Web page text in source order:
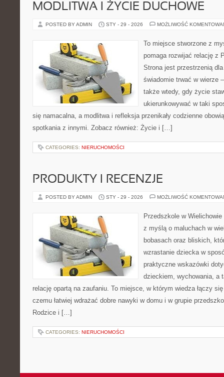
MODLITWA I ŻYCIE DUCHOWE
POSTED BY ADMIN STY - 29 - 2026 MOŻLIWOŚĆ
To miejsce stworzone z
pomaga rozwijać relację z
Strona jest przestrzenią
świadomie trwać w wierze
także wtedy, gdy życie
ukierunkowywać w taki
się namacalna, a modlitwa i refleksja przenikały codzienne
spotkania z innymi. Zobacz również: Życie i […]
CATEGORIES: NIERUCHOMOŚCI
PRODUKTY I RECENZJE
POSTED BY ADMIN STY - 29 - 2026 MOŻLIWOŚĆ
Przedszkole w
z myślą o maluchach w
bobasach oraz bliskich,
wzrastanie dziecka w
praktyczne wskazówki
dzieckiem, wychowania, a
relację opartą na zaufaniu. To miejsce, w którym wiedza łączy
czemu łatwiej wdrażać dobre nawyki w domu i w grupie
Rodzice i […]
CATEGORIES: NIERUCHOMOŚCI